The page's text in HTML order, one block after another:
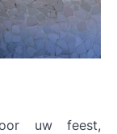
uw feest,